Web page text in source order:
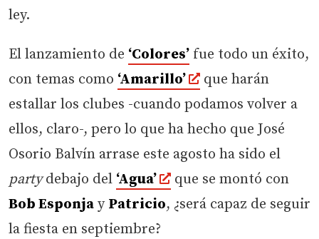
ley.
El lanzamiento de ‘Colores’ fue todo un éxito,
con temas como ‘Amarillo’
que harán
estallar los clubes -cuando podamos volver a
ellos, claro-, pero lo que ha hecho que José
Osorio Balvín arrase este agosto ha sido el
partydebajo del ‘Agua’
que se montó con
Bob Esponja y Patricio, ¿será capaz de seguir
la fiesta en septiembre?